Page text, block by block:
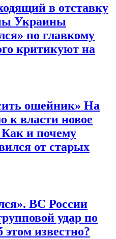
в отставку
Украины
по главкому
критикуют на
ошейник» На
к власти новое
Как и почему
от старых
ВС России
удар по
известно?